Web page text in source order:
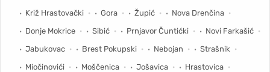
Križ Hrastovački
Gora Župić
Nova Drenčina
Donje Mokrice
Sibić Prnjavor Čuntićki
Novi Farkašić
Jabukovac
Brest Pokupski Nebojan
Strašnik
Miočinovići
Moščenica Jošavica
Hrastovica